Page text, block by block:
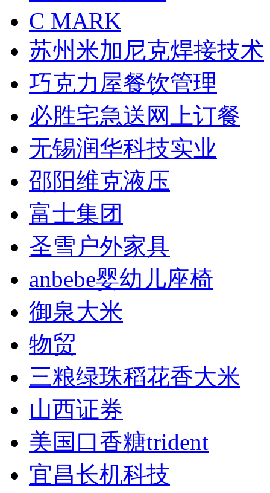
C MARK
苏州米加尼克焊接技术
巧克力屋餐饮管理
必胜宅急送网上订餐
无锡润华科技实业
邵阳维克液压
富士集团
圣雪户外家具
anbebe婴幼儿座椅
御泉大米
物贸
三粮绿珠稻花香大米
山西证券
美国口香糖trident
宜昌长机科技